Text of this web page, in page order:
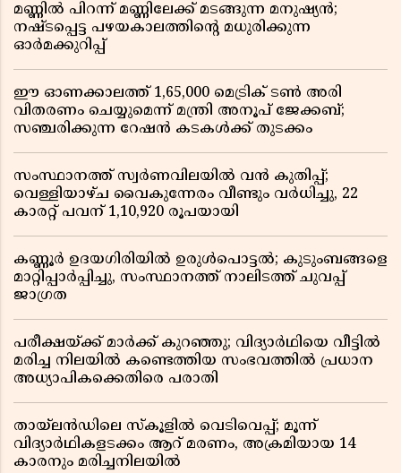
മണ്ണിൽ പിറന്ന് മണ്ണിലേക്ക് മടങ്ങുന്ന മനുഷ്യൻ;
നഷ്ടപ്പെട്ട പഴയകാലത്തിൻ്റെ മധുരിക്കുന്ന
ഓർമക്കുറിപ്പ്
ഈ ഓണക്കാലത്ത് 1,65,000 മെട്രിക് ടൺ അരി
വിതരണം ചെയ്യുമെന്ന് മന്ത്രി അനൂപ് ജേക്കബ്;
സഞ്ചരിക്കുന്ന റേഷൻ കടകൾക്ക് തുടക്കം
സംസ്ഥാനത്ത് സ്വർണവിലയിൽ വൻ കുതിപ്പ്;
വെള്ളിയാഴ്ച വൈകുന്നേരം വീണ്ടും വർധിച്ചു, 22
കാരറ്റ് പവന് 1,10,920 രൂപയായി
കണ്ണൂർ ഉദയഗിരിയിൽ ഉരുൾപൊട്ടൽ; കുടുംബങ്ങളെ
മാറ്റിപ്പാർപ്പിച്ചു, സംസ്ഥാനത്ത് നാലിടത്ത് ചുവപ്പ്
ജാഗ്രത
പരീക്ഷയ്ക്ക് മാർക്ക് കുറഞ്ഞു; വിദ്യാർഥിയെ വീട്ടിൽ
മരിച്ച നിലയിൽ കണ്ടെത്തിയ സംഭവത്തിൽ പ്രധാന
അധ്യാപികക്കെതിരെ പരാതി
തായ്‌ലൻഡിലെ സ്‌കൂളിൽ വെടിവെപ്പ്; മൂന്ന്
വിദ്യാർഥികളടക്കം ആറ് മരണം, അക്രമിയായ 14
കാരനും മരിച്ചനിലയിൽ